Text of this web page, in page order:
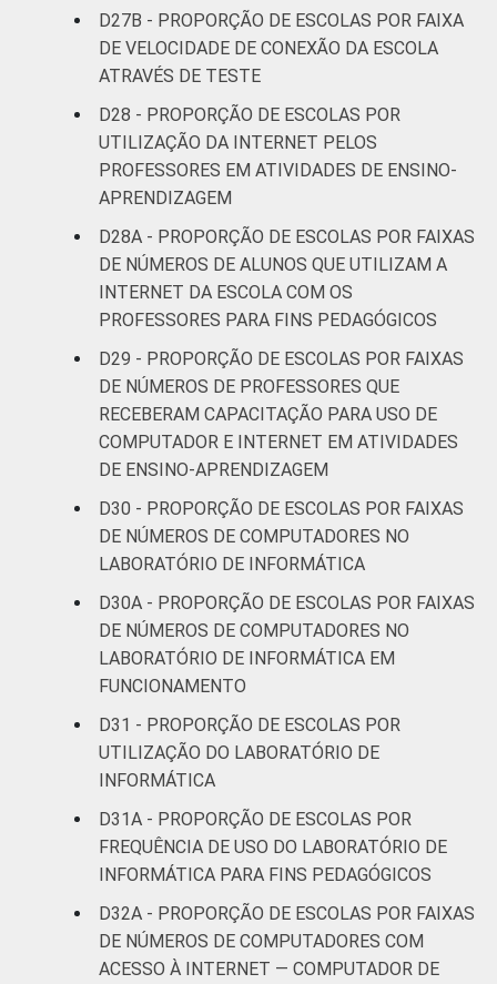
D27B - PROPORÇÃO DE ESCOLAS POR FAIXA
DE VELOCIDADE DE CONEXÃO DA ESCOLA
ATRAVÉS DE TESTE
D28 - PROPORÇÃO DE ESCOLAS POR
UTILIZAÇÃO DA INTERNET PELOS
PROFESSORES EM ATIVIDADES DE ENSINO-
APRENDIZAGEM
D28A - PROPORÇÃO DE ESCOLAS POR FAIXAS
DE NÚMEROS DE ALUNOS QUE UTILIZAM A
INTERNET DA ESCOLA COM OS
PROFESSORES PARA FINS PEDAGÓGICOS
D29 - PROPORÇÃO DE ESCOLAS POR FAIXAS
DE NÚMEROS DE PROFESSORES QUE
RECEBERAM CAPACITAÇÃO PARA USO DE
COMPUTADOR E INTERNET EM ATIVIDADES
DE ENSINO-APRENDIZAGEM
D30 - PROPORÇÃO DE ESCOLAS POR FAIXAS
DE NÚMEROS DE COMPUTADORES NO
LABORATÓRIO DE INFORMÁTICA
D30A - PROPORÇÃO DE ESCOLAS POR FAIXAS
DE NÚMEROS DE COMPUTADORES NO
LABORATÓRIO DE INFORMÁTICA EM
FUNCIONAMENTO
D31 - PROPORÇÃO DE ESCOLAS POR
UTILIZAÇÃO DO LABORATÓRIO DE
INFORMÁTICA
D31A - PROPORÇÃO DE ESCOLAS POR
FREQUÊNCIA DE USO DO LABORATÓRIO DE
INFORMÁTICA PARA FINS PEDAGÓGICOS
D32A - PROPORÇÃO DE ESCOLAS POR FAIXAS
DE NÚMEROS DE COMPUTADORES COM
ACESSO À INTERNET — COMPUTADOR DE